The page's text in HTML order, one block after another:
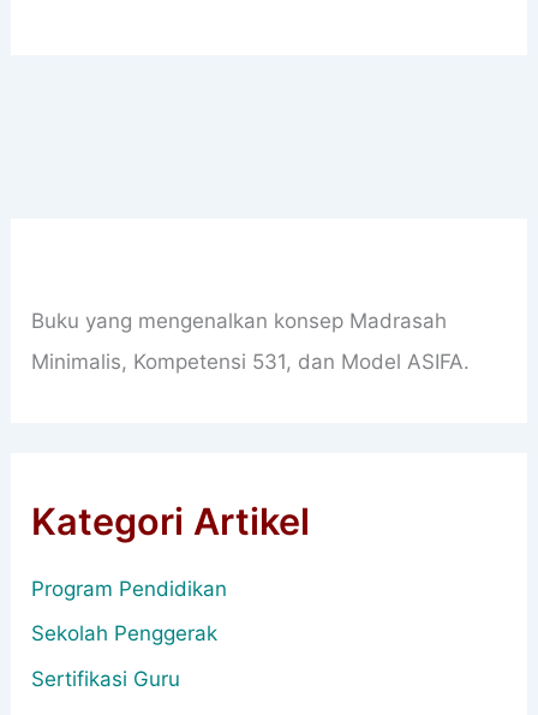
Buku yang mengenalkan konsep Madrasah
Minimalis, Kompetensi 531, dan Model ASIFA.
Kategori Artikel
Program Pendidikan
Sekolah Penggerak
Sertifikasi Guru